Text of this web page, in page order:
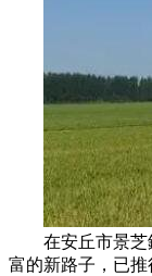
在安丘市景芝鎮
富的新路子，已推